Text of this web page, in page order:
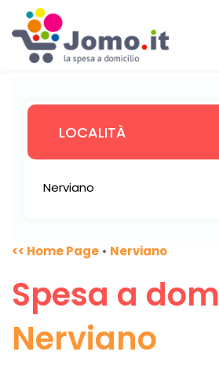
<< Home Page • Nerviano
Spesa a
Nerviano